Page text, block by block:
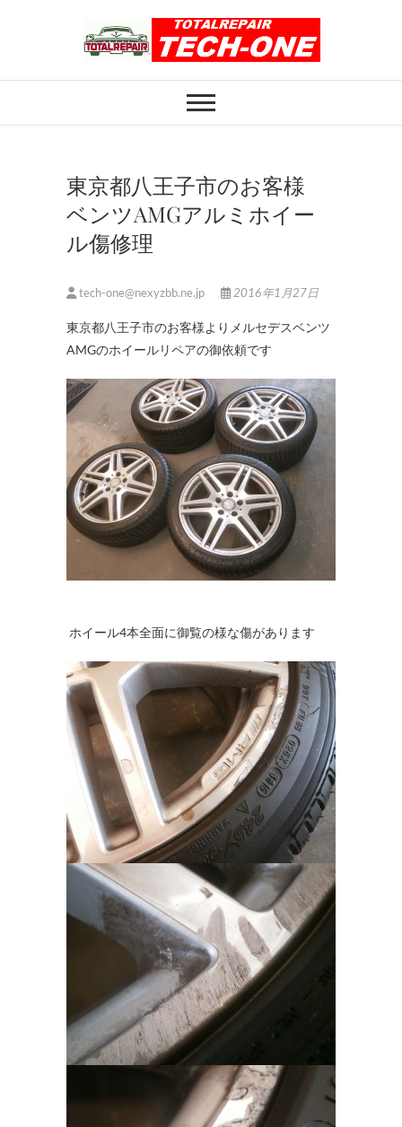
ホイール修理のト
ータルリペアテッ
クワン
東京都八王子市のお客様
ベンツAMGアルミホイー
ル傷修理
tech-one@nexyzbb.ne.jp 2016年1月27日
東京都八王子市のお客様よりメルセデスベンツ
AMGのホイールリペアの御依頼です
ホイール4本全面に御覧の様な傷があります